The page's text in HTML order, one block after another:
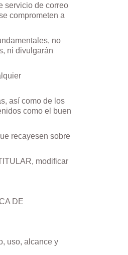
servicio de correo
comprometen a
no
ni divulgarán
así como de los
como el buen
recayesen sobre
modificar
DE
uso, alcance y